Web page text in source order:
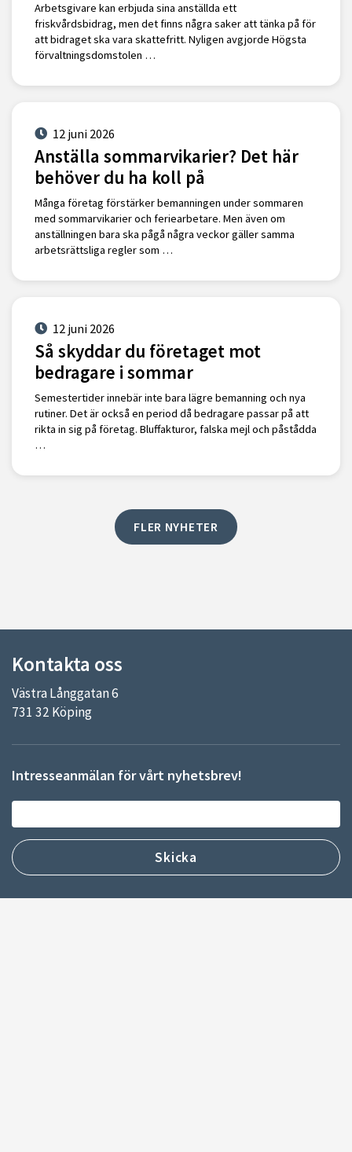
Arbetsgivare kan erbjuda sina anställda ett
friskvårdsbidrag, men det finns några saker att tänka på för
att bidraget ska vara skattefritt. Nyligen avgjorde Högsta
förvaltningsdomstolen …
12 juni 2026
Anställa sommarvikarier? Det här
behöver du ha koll på
Många företag förstärker bemanningen under sommaren
med sommarvikarier och feriearbetare. Men även om
anställningen bara ska pågå några veckor gäller samma
arbetsrättsliga regler som …
12 juni 2026
Så skyddar du företaget mot
bedragare i sommar
Semestertider innebär inte bara lägre bemanning och nya
rutiner. Det är också en period då bedragare passar på att
rikta in sig på företag. Bluffakturor, falska mejl och påstådda
…
FLER NYHETER
Kontakta oss
Västra Långgatan 6
731 32 Köping
Intresseanmälan för vårt nyhetsbrev!